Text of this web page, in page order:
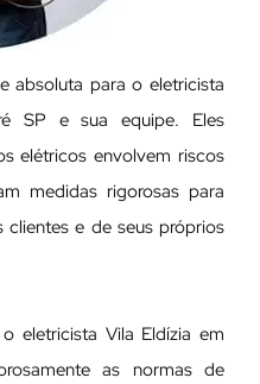
absoluta para o eletricista
SP e sua equipe. Eles
elétricos envolvem riscos
medidas rigorosas para
e de seus próprios
eletricista Vila Eldízia em
as normas de